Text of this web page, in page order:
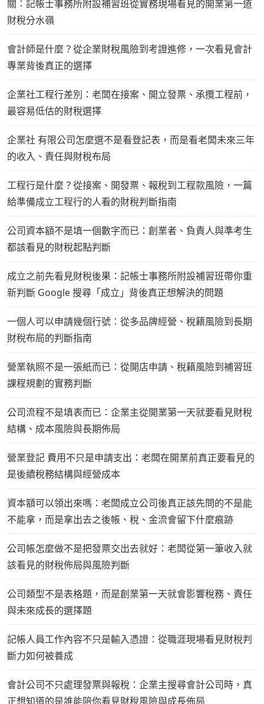
關：記帳士事務所附設補習班從實務現場看見的開業第一道
財稅分水嶺
會計師是什麼？從企業財稅風險到考證進修，一次看見會計
專業背後真正的選擇
企業社工程行差別：老闆在接案、開立發票、承攬工程前，
最容易低估的財稅選擇
企業社 有限公司怎麼選不是看登記表，而是看老闆未來三年
的收入、責任與財稅布局
工程行是什麼？從接案、開發票、報稅到工程款風險，一篇
給準備成立工程行的人看的財稅判斷指南
公司資本額不是填一個數字而已：創業者、負責人與準考生
都該看見的財稅起點判斷
成立之前先看見財稅後果：記帳士事務所附設補習班帶你重
新判斷 Google 搜尋「成立」背後真正想解決的問題
一個人可以申請幾個行號：從多品牌經營、稅籍風險到長期
財稅布局的判斷指南
營業執照不是一張紙而已：從開店申請、稅籍風險到補習班
課程規劃的實務判斷
公司流程不是填表而已：企業主從開業第一天就要看見財稅
結構、成本風險與長期佈局
營業登記 費用不只是申請支出：老闆在開業前真正要看見的
是後續稅務結構與經營成本
資本額可以領出來嗎：老闆成立公司後真正該先問的不是能
不能拿，而是拿出去之後帳、稅、金流會留下什麼痕跡
公司帳怎麼做不是把發票交出去就好：老闆從第一筆收入就
該看見的財稅佈局與風險判斷
公司類型不是表格題，而是創業第一天就會影響稅務、責任
與未來成長的選擇題
記帳人員工作內容不只是輸入憑證：從職涯現場看見財稅判
斷力如何被養成
會計公司不只處理發票與報稅：企業主搜尋會計公司時，真
正想知道的是誰能陪你看見財稅風險與成長佈局